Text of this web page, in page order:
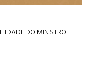
DO MINISTRO